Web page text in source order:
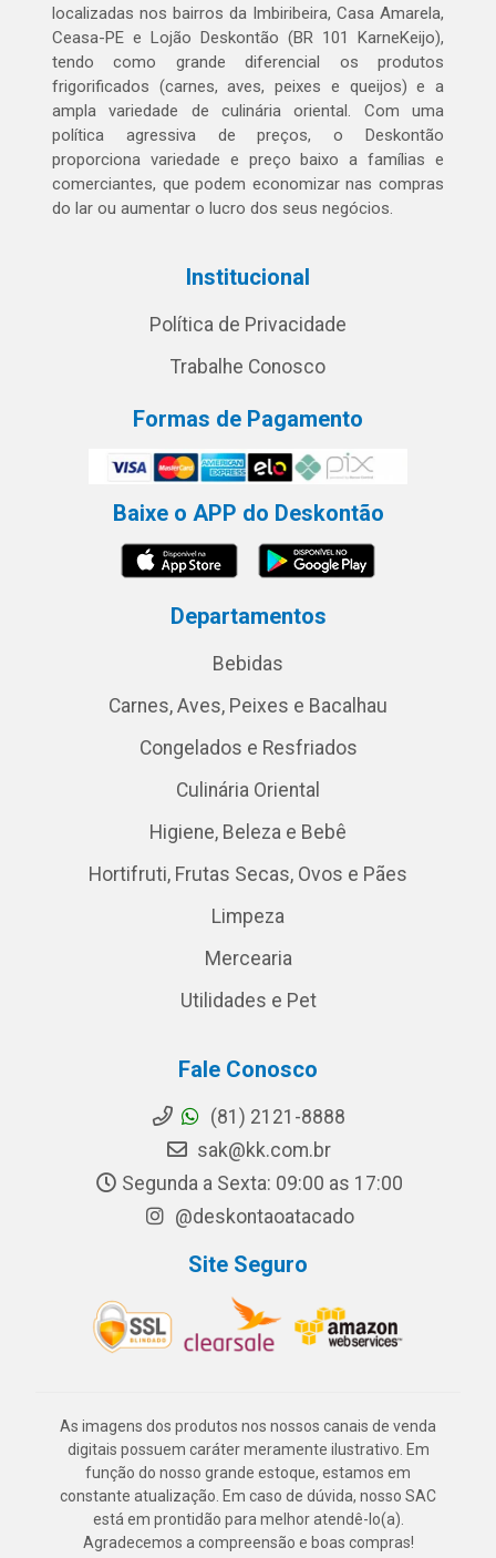
localizadas nos bairros da Imbiribeira, Casa Amarela,
Ceasa-PE e Lojão Deskontão (BR 101 KarneKeijo),
tendo como grande diferencial os produtos
frigorificados (carnes, aves, peixes e queijos) e a
ampla variedade de culinária oriental. Com uma
política agressiva de preços, o Deskontão
proporciona variedade e preço baixo a famílias e
comerciantes, que podem economizar nas compras
do lar ou aumentar o lucro dos seus negócios.
Institucional
Política de Privacidade
Trabalhe Conosco
Formas de Pagamento
Baixe o APP do Deskontão
Departamentos
Bebidas
Carnes, Aves, Peixes e Bacalhau
Congelados e Resfriados
Culinária Oriental
Higiene, Beleza e Bebê
Hortifruti, Frutas Secas, Ovos e Pães
Limpeza
Mercearia
Utilidades e Pet
Fale Conosco
(81) 2121-8888
sak@kk.com.br
Segunda a Sexta: 09:00 as 17:00
@deskontaoatacado
Site Seguro
As imagens dos produtos nos nossos canais de venda
digitais possuem caráter meramente ilustrativo. Em
função do nosso grande estoque, estamos em
constante atualização. Em caso de dúvida, nosso SAC
está em prontidão para melhor atendê-lo(a).
Agradecemos a compreensão e boas compras!